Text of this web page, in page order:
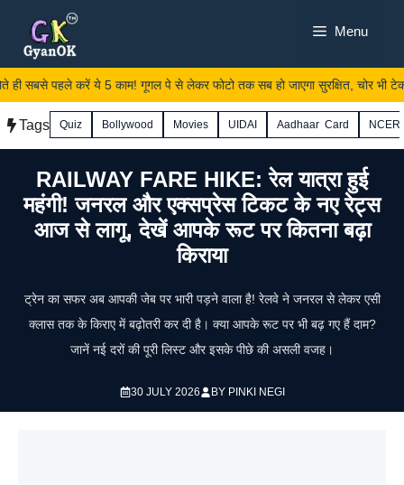
content
Menu
ही सबसे पहले करें ये 5 काम! गूगल पे से लेकर फोटो तक सब हो जाएगा सुरक्षित, चोर भी टेक
Tags Quiz Bollywood Movies UIDAI Aadhaar Card
RAILWAY FARE HIKE: रेल यात्रा हुई
महंगी! जनरल और एक्सप्रेस टिकट के नए रेट्स
आज से लागू, देखें आपके रूट पर कितना बढ़ा
किराया
ट्रेन का सफर अब आपकी जेब पर भारी पड़ने वाला है! रेलवे ने जनरल से लेकर एसी
क्लास तक के किराए में बढ़ोतरी कर दी है। क्या आपके रूट पर भी बढ़ गए हैं दाम?
जानें नई दरों की पूरी लिस्ट और इसके पीछे की असली वजह।
30 JULY 2026 BY PINKI NEGI